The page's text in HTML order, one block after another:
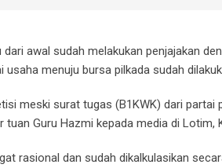
awal sudah melakukan penjajakan
menuju bursa pilkada sudah
meski surat tugas (B1KWK) dari
Guru Hazmi kepada media di Lotim,
rasional dan sudah dikalkulasikan